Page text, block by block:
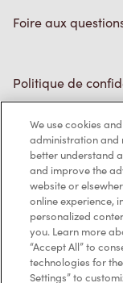
Foire aux
Politique de
Marques de
Accessibilité
Diagnostic
Contactez-nous
We use cookies
administration and
better understand
and improve the
website or
online experience,
personalized
you. Learn more
“Accept All” to
technologies for
Settings” to